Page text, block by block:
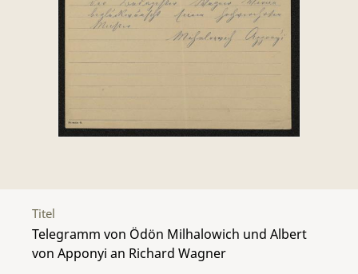
Titel
Telegramm von Ödön Milhalowich und Albert
von Apponyi an Richard Wagner